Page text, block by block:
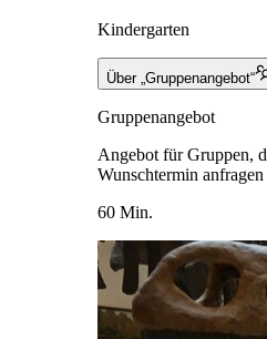
Kindergarten
Über „Gruppenangebot“
Gruppenangebot
Angebot für Gruppen,
Wunschtermin
60 Min.